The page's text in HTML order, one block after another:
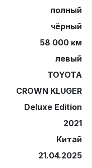
полный
чёрный
58 000 км
левый
TOYOTA
CROWN KLUGER
Deluxe Edition
2021
Китай
21.04.2025